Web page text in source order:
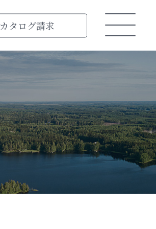
カタログ請求